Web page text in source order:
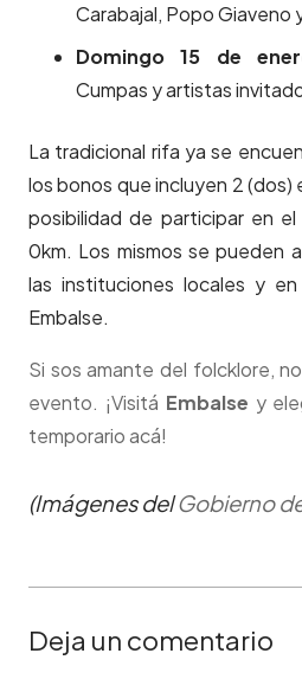
Carabajal, Popo Giaveno
Domingo 15 de
Cumpas y artistas
La tradicional rifa ya se
los bonos que incluyen 2 (dos)
posibilidad de participar en
0km. Los mismos se pueden
las instituciones locales y
Embalse.
Si sos amante del folcklore,
evento. ¡Visitá Embalse y
temporario acá!
(Imágenes delGobierno
Deja un comentario